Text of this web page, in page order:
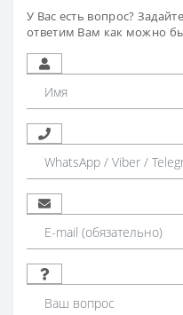
У Вас есть вопрос?
ответим Вам как можно